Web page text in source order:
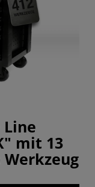
Line
mit 13